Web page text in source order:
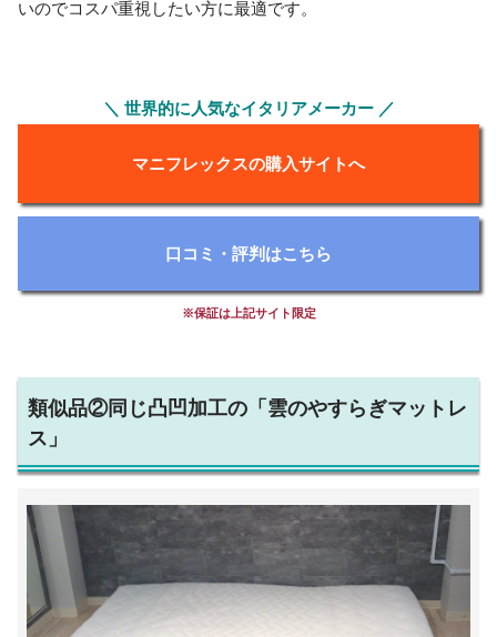
いのでコスパ重視したい方に最適です。
＼ 世界的に人気なイタリアメーカー ／
マニフレックスの購入サイトへ
口コミ・評判はこちら
※保証は上記サイト限定
類似品②同じ凸凹加工の「雲のやすらぎマットレ
ス」